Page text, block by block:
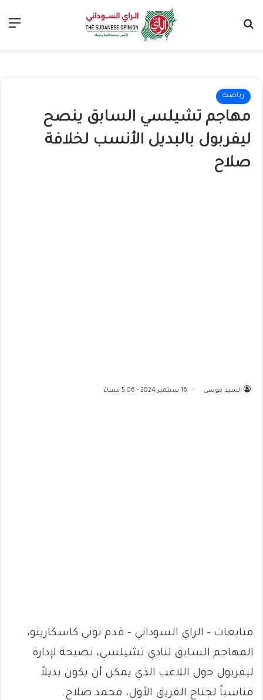
رياضية
مهاجم تشيلسي السابق ينصح
ليفربول بالبديل الأنسب لخلافة
صلاح
السيد موسى 16 سبتمبر 2024 - 5:06 مساءً
متابعات – الراي السوداني – قدم توني كاسكارينو،
المهاجم السابق لنادي تشيلسي، نصيحة لإدارة
ليفربول حول اللاعب الذي يمكن أن يكون بديلاً
مناسباً لجناح الفريق الأول، محمد صلاح.